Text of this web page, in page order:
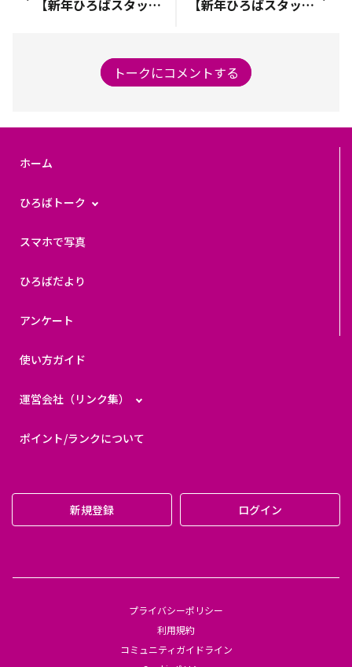
【新年ひろばスタッフリレー投稿 】★第1弾★ うっちー あけましておめでとうございます。 ひろばスタッフのうっちーです。 はじめに、１月１日に発生した能登半島地震と津波により、被災されたみなさまに心からお見舞い申し上げます。 現在も被災地では多くの方が不安な時を過ごされていることと存じます。みなさまの安全確保、そして一日も早い復興を心よりお祈り申し上げます。 新年ひろばスタッフリレー投稿 、本日からスタートです！ トップバッターは私が務めさせていただきます。 昨年は日々の投稿を担当する中で、ひろとものみなさまの暖かいリアクションを間近で感じ、そのリアクション一つひとつから、多くの発見と刺激をいただきました。 みなさまの投稿やコメントから得たものは、イオンモバイルひろばを支える原動力となっています。 そして2024年の私の抱負は 「ひろとものみなさまとの交流にさらに力を入れ、イオンモバイルひろばをもっと盛り上げていく」ことです。ひろとものみなさまと手を取り合い、想いを共有しながら、一緒に創り上げるコミュニティの未来を想像するだけでワクワクしております！ 今後もみなさま一人ひとりのお声を大切にしながら、 ともに素敵なコミュニティを築いていきたいと思っておりますので、変わらぬご支援とご参加をお願い申し上げます。 新しい年の幕開けを心新たに、みなさまとともに歩んでまいります。 2024年もどうぞよろしくお願いいたします！ ↓昨年撮影した写真です！
【新年ひろばスタッフリレー投稿】★第3弾★ ひろばの占い師 はじめに、このたび令和6年能登半島地震により被災されたみなさまに心よりお見舞い申し上げます。 一日もはやい復旧・復興をお祈り申し上げます。 あらためまして、ひろとものみなさま、明けましておめでとうございます。 旧年中は格別のご厚情をたまわり、誠にありがとうございました。 みなさまは、年末年始の恒例、といえば、何を思い浮かべられるでしょうか。 私たち、小売業を本業とするイオンでは、年末年始は一年でもっとも書き入れ時。 店舗はもちろん、一部のバックオフィスの担当を除き、ほとんどのスタッフが、各地の店舗の応援に入ります。 そのため、私の場合は、毎年大慌てで掃除（実際はもはやあきらめ・・・）と、年賀状を書くのが年末の恒例行事でした。 もう年を追うごとに枚数も減ってきましたが、やはり年賀状だけのつながりでも、年賀状を書くお相手がいてくださる、ということ自体が、とってもありがたいことだと思います。 なかには、学生時代にお世話になったみなさまもいらっしゃり、その年の春にいただいた賀状を見ながら宛先を書いてひとことを添えるとき、あらためてお言葉を読み直し、そのひとつひとつに懐かしさに浸りながら、深い感謝をあらたにしています。 そして今年もまた、たくさんのあたたかいお言葉をいただきました。 今日までも、これからも、こうしたみなさまのお支えが、私にとって何よりの宝物です。 みなさまへの感謝に代えて、今年も全力で少しでも社会のお役に立てるよう、精進して参ります。 ということで、ここで一首。 初春（はつはる）の 想いあらたに 書き留めて みんなでつなぐ ひろともの輪 ひろとものみなさまに支えられながら、また一日一日、サービスの改善・開発に取り組んで参ります。 どうか変わらぬご支援をいただけましたら幸いです。 本年も何卒、よろしくお願い申し上げます。 令和6年 初春
トークにコメントする
ホーム
ひろばトーク
スマホで写真
ひろばだより
アンケート
使い方ガイド
運営会社（リンク集）
ポイント/ランクについて
新規登録 ログイン
プライバシーポリシー
利用規約
コミュニティガイドライン